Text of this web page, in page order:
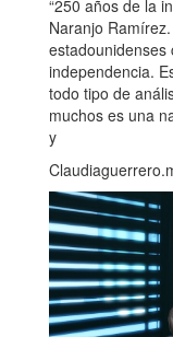
“250 años de la
Naranjo
independencia.
todo tipo de
muchos es una
y